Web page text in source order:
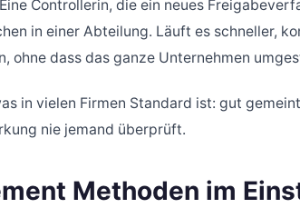
Controllerin, die ein neues
in einer Abteilung. Läuft es schneller,
ohne dass das ganze Unternehmen
in vielen Firmen Standard ist: gut
nie jemand überprüft.
Methoden im